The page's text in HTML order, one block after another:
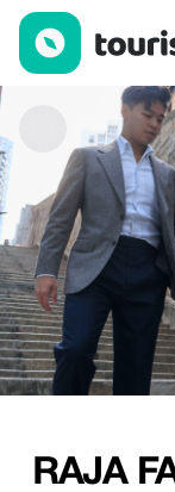
Raja Fashions
RAJA